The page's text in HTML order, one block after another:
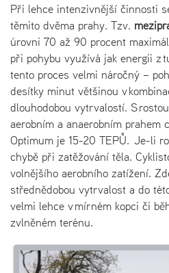
Při lehce intenzivnější činnosti
těmito dvěma prahy. Tzv.
úrovni 70 až 90 procent
při pohybu využívá jak energii z
tento proces velmi náročný –
desítky minut většinou v
dlouhodobou vytrvalostí. S
aerobním a anaerobním prahem
Optimum je 15-20 TEPŮ. Je-li
chybě při zatěžování těla.
volnějšího aerobního zatížení.
střednědobou vytrvalost a do
velmi lehce v mírném kopci či
zvlněném terénu.